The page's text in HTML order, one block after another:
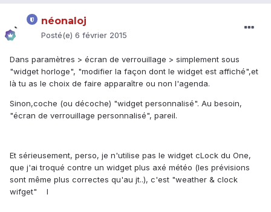
néonaloj
Posté(e) 6 février 2015
Dans paramètres > écran de verrouillage > simplement sous
"widget horloge", "modifier la façon dont le widget est affiché",et
là tu as le choix de faire apparaître ou non l'agenda.
Sinon,coche (ou décoche) "widget personnalisé". Au besoin,
"écran de verrouillage personnalisé", pareil.
Et sérieusement, perso, je n'utilise pas le widget cLock du One,
que j'ai troqué contre un widget plus axé météo (les prévisions
sont même plus correctes qu'au jt..), c'est "weather & clock
wifget" l